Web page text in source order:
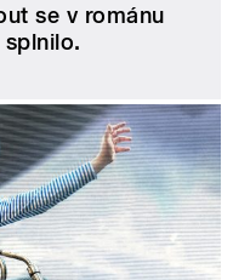
se v románu
splnilo.